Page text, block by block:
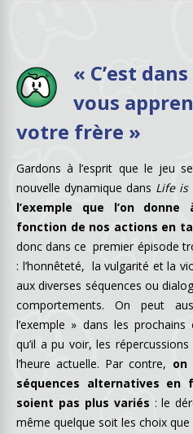
.
« C’est
vous
votre frère »
Gardons à l’esprit que le jeu
nouvelle dynamique dans Life is
l’exemple que l’on
fonction de nos actions en
donc dans ce premier épisode
: l’honnêteté, la vulgarité et la
aux diverses séquences ou
comportements. On peut
l’exemple » dans les
qu’il a pu voir, les
l’heure actuelle. Par contre, on
séquences alternatives en
soient pas plus variés : le
même quelque soit les choix que